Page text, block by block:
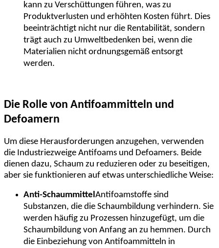
kann zu Verschüttungen führen, was zu
Produktverlusten und erhöhten Kosten führt. Dies
beeinträchtigt nicht nur die Rentabilität, sondern
trägt auch zu Umweltbedenken bei, wenn die
Materialien nicht ordnungsgemäß entsorgt
werden.
Die Rolle von Antifoammitteln und
Defoamern
Um diese Herausforderungen anzugehen, verwenden
die Industriezweige Antifoams und Defoamers. Beide
dienen dazu, Schaum zu reduzieren oder zu beseitigen,
aber sie funktionieren auf etwas unterschiedliche Weise:
Anti-Schaummittel Antifoamstoffe sind
Substanzen, die die Schaumbildung verhindern. Sie
werden häufig zu Prozessen hinzugefügt, um die
Schaumbildung von Anfang an zu hemmen. Durch
die Einbeziehung von Antifoammitteln in